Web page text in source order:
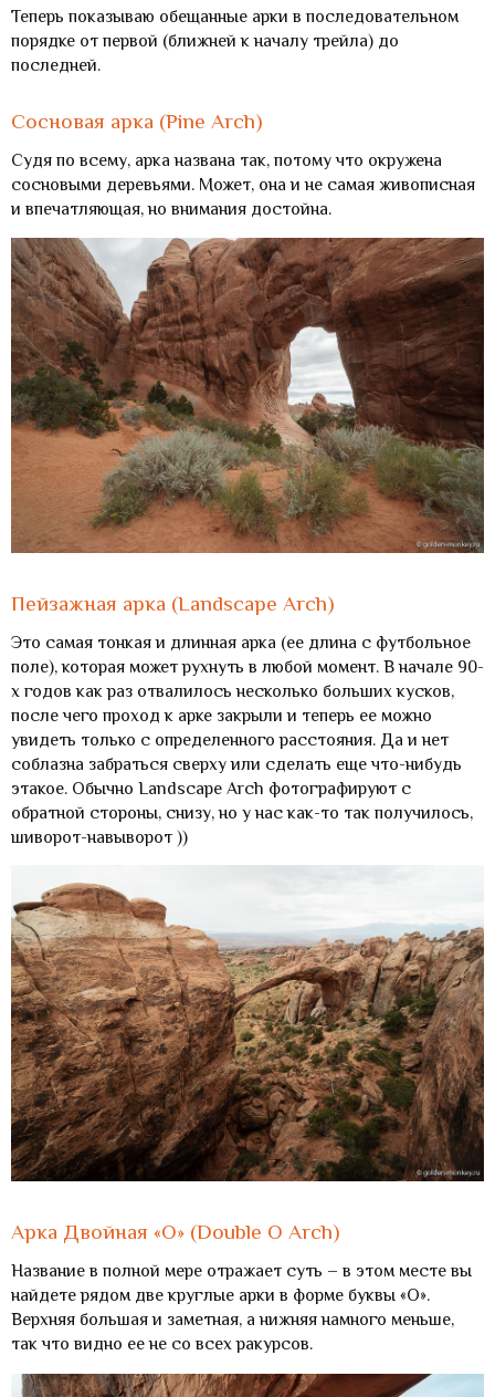
Теперь показываю обещанные арки в последовательном
порядке от первой (ближней к началу трейла) до
последней.
Сосновая арка (Pine Arch)
Судя по всему, арка названа так, потому что окружена
сосновыми деревьями. Может, она и не самая живописная
и впечатляющая, но внимания достойна.
Пейзажная арка (Landscape Arch)
Это самая тонкая и длинная арка (ее длина с футбольное
поле), которая может рухнуть в любой момент. В начале 90-
х годов как раз отвалилось несколько больших кусков,
после чего проход к арке закрыли и теперь ее можно
увидеть только с определенного расстояния. Да и нет
соблазна забраться сверху или сделать еще что-нибудь
этакое. Обычно Landscape Arch фотографируют с
обратной стороны, снизу, но у нас как-то так получилось,
шиворот-навыворот ))
Арка Двойная «О» (Double O Arch)
Название в полной мере отражает суть – в этом месте вы
найдете рядом две круглые арки в форме буквы «О».
Верхняя большая и заметная, а нижняя намного меньше,
так что видно ее не со всех ракурсов.